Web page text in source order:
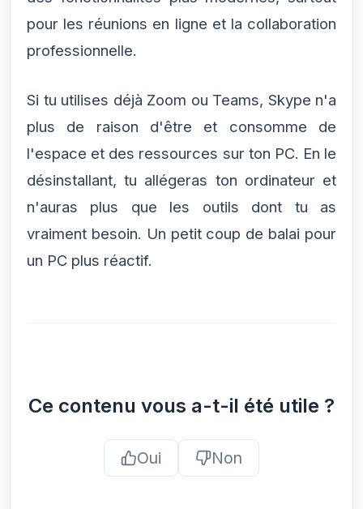
pour les réunions en ligne et la collaboration
professionnelle.
Si tu utilises déjà Zoom ou Teams, Skype n'a
plus de raison d'être et consomme de
l'espace et des ressources sur ton PC. En le
désinstallant, tu allégeras ton ordinateur et
n'auras plus que les outils dont tu as
vraiment besoin. Un petit coup de balai pour
un PC plus réactif.
Ce contenu vous a-t-il été utile ?
Oui Non